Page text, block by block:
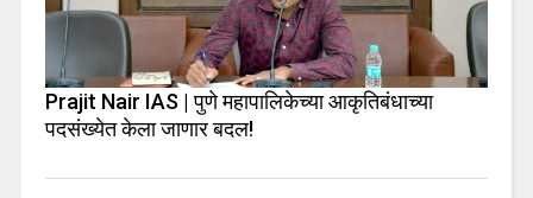
Prajit Nair IAS | पुणे महापालिकेच्या आकृतिबंधाच्या
पदसंख्येत केला जाणार बदल!